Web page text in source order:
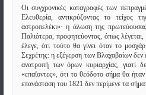
Οι συγχρονικές καταγραφές των
Ελευθερία, αντικρύζοντας το τείχος
αστροπελέκι»· η άλωση της
Παλιότερα, προφητεύοντας, όπως
έλεγε, ότι τούτο θα γίνει όταν το
Σεχρέτης: η εξέγερση των Βλαχαβαίων
ανατροπή των όρων κυριαρχίας, γιατί
«επαΐοντες», ότι το θεόδοτο σήμα θα
επανάσταση του 1821 δεν περίμενε τα